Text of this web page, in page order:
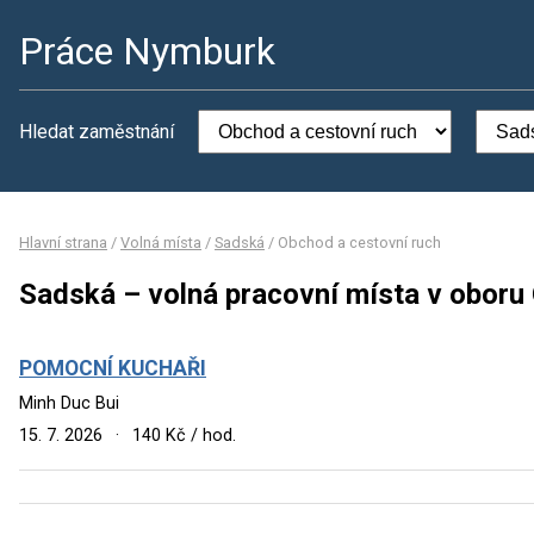
Práce Nymburk
Hledat zaměstnání
Hlavní strana / Volná místa / Sadská / Obchod a cestovní ruch
Sadská – volná pracovní místa v
POMOCNÍ KUCHAŘI
Minh Duc Bui
15. 7. 2026
· 140 Kč / hod.